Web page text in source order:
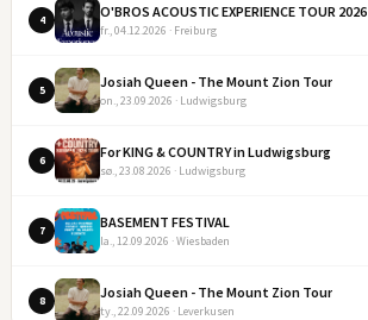
4 O'BROS ACOUSTIC EXPERIENCE TOUR 2026
fr., 04.12.2026 · Freiburg
5 Josiah Queen - The Mount Zion Tour
on., 23.09.2026 · Ludwigsburg
6 For KING & COUNTRY in Ludwigsburg
sø., 23.08.2026 · Ludwigsburg
7 BASEMENT FESTIVAL
la., 12.09.2026 · Wiesbaden
8 Josiah Queen - The Mount Zion Tour
ty., 22.09.2026 · Leverkusen